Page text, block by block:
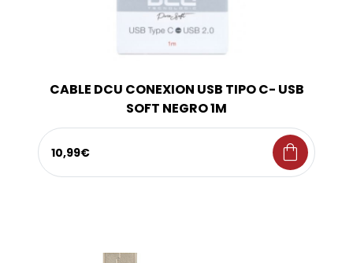
CABLE DCU CONEXION USB TIPO C- USB
SOFT NEGRO 1M
10,99€ shopping_bag